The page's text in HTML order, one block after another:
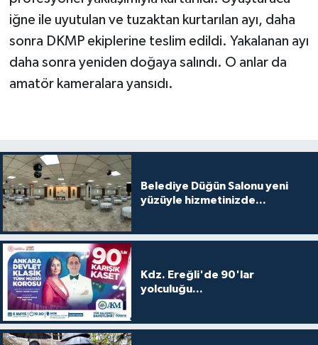
iğne ile uyutulan ve tuzaktan kurtarılan ayı, daha
sonra DKMP ekiplerine teslim edildi. Yakalanan ayı
daha sonra yeniden doğaya salındı. O anlar da
amatör kameralara yansıdı.
Belediye Düğün Salonu yeni
yüzüyle hizmetinizde...
Kdz. Ereğli'de 90'lar
yolculuğu...